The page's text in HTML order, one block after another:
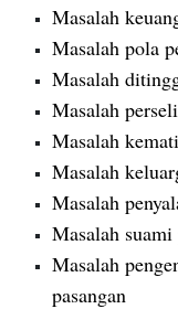
Masalah
Masalah pola
Masalah
Masalah
Masalah
Masalah
Masalah
Masalah
Masalah
pasangan